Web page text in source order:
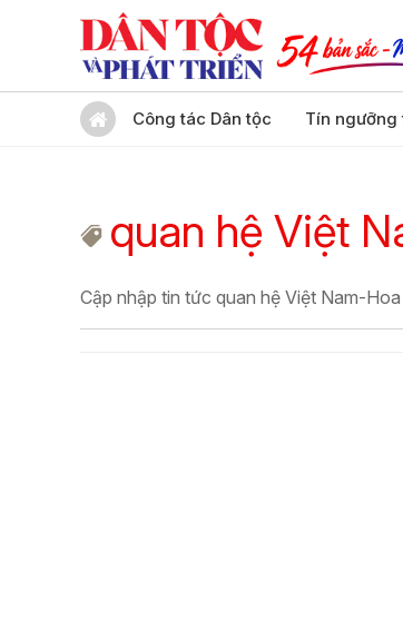
Công tác Dân tộc Tín ngưỡng
quan hệ Việt
Cập nhập tin tức quan hệ Việt Nam-